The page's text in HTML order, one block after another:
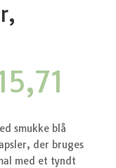
pris
er:
smukke blå
der bruges
med et tyndt